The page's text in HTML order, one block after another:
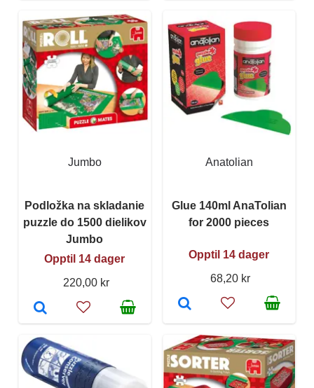
Jumbo
Podložka na skladanie
puzzle do 1500 dielikov
Jumbo
Opptil 14 dager
220,00 kr
Anatolian
Glue 140ml AnaTolian
for 2000 pieces
Opptil 14 dager
68,20 kr